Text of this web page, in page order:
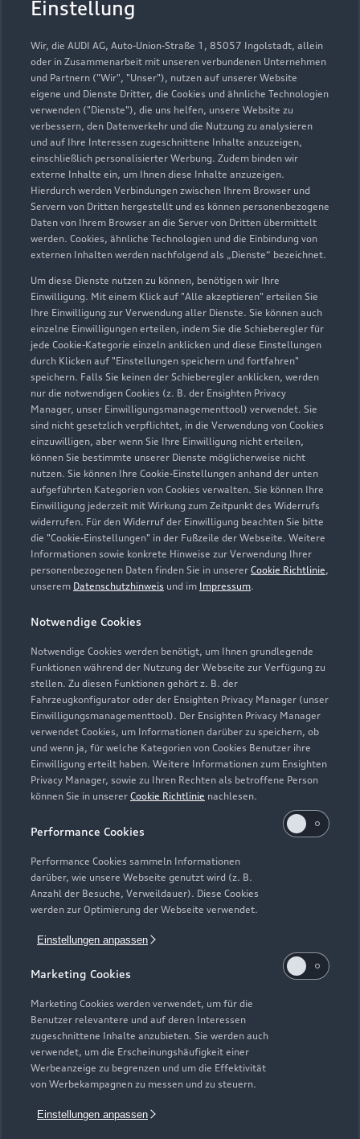
Einstellung
Wir, die AUDI AG, Auto-Union-Straße 1, 85057 Ingolstadt, allein
oder in Zusammenarbeit mit unseren verbundenen Unternehmen
und Partnern ("Wir", "Unser"), nutzen auf unserer Website
eigene und Dienste Dritter, die Cookies und ähnliche Technologien
verwenden ("Dienste"), die uns helfen, unsere Website zu
verbessern, den Datenverkehr und die Nutzung zu analysieren
und auf Ihre Interessen zugeschnittene Inhalte anzuzeigen,
einschließlich personalisierter Werbung. Zudem binden wir
externe Inhalte ein, um Ihnen diese Inhalte anzuzeigen.
Hierdurch werden Verbindungen zwischen Ihrem Browser und
Servern von Dritten hergestellt und es können personenbezogene
Daten von Ihrem Browser an die Server von Dritten übermittelt
werden. Cookies, ähnliche Technologien und die Einbindung von
externen Inhalten werden nachfolgend als „Dienste“ bezeichnet.
Um diese Dienste nutzen zu können, benötigen wir Ihre
Einwilligung. Mit einem Klick auf "Alle akzeptieren" erteilen Sie
Ihre Einwilligung zur Verwendung aller Dienste. Sie können auch
einzelne Einwilligungen erteilen, indem Sie die Schieberegler für
jede Cookie-Kategorie einzeln anklicken und diese Einstellungen
durch Klicken auf "Einstellungen speichern und fortfahren"
speichern. Falls Sie keinen der Schieberegler anklicken, werden
nur die notwendigen Cookies (z. B. der Ensighten Privacy
Manager, unser Einwilligungsmanagementtool) verwendet. Sie
sind nicht gesetzlich verpflichtet, in die Verwendung von Cookies
einzuwilligen, aber wenn Sie Ihre Einwilligung nicht erteilen,
können Sie bestimmte unserer Dienste möglicherweise nicht
nutzen. Sie können Ihre Cookie-Einstellungen anhand der unten
aufgeführten Kategorien von Cookies verwalten. Sie können Ihre
Einwilligung jederzeit mit Wirkung zum Zeitpunkt des Widerrufs
widerrufen. Für den Widerruf der Einwilligung beachten Sie bitte
die "Cookie-Einstellungen" in der Fußzeile der Webseite. Weitere
Informationen sowie konkrete Hinweise zur Verwendung Ihrer
personenbezogenen Daten finden Sie in unserer Cookie Richtlinie,
unserem Datenschutzhinweis und im Impressum.
Notwendige Cookies
Notwendige Cookies werden benötigt, um Ihnen grundlegende
Funktionen während der Nutzung der Webseite zur Verfügung zu
stellen. Zu diesen Funktionen gehört z. B. der
Fahrzeugkonfigurator oder der Ensighten Privacy Manager (unser
Einwilligungsmanagementtool). Der Ensighten Privacy Manager
verwendet Cookies, um Informationen darüber zu speichern, ob
und wenn ja, für welche Kategorien von Cookies Benutzer ihre
Einwilligung erteilt haben. Weitere Informationen zum Ensighten
Privacy Manager, sowie zu Ihren Rechten als betroffene Person
können Sie in unserer Cookie Richtlinie nachlesen.
Performance Cookies
Performance Cookies sammeln Informationen
darüber, wie unsere Webseite genutzt wird (z. B.
Anzahl der Besuche, Verweildauer). Diese Cookies
werden zur Optimierung der Webseite verwendet.
Einstellungen anpassen
Marketing Cookies
Marketing Cookies werden verwendet, um für die
Benutzer relevantere und auf deren Interessen
zugeschnittene Inhalte anzubieten. Sie werden auch
verwendet, um die Erscheinungshäufigkeit einer
Werbeanzeige zu begrenzen und um die Effektivität
von Werbekampagnen zu messen und zu steuern.
Einstellungen anpassen
info@autohaus-just.de
Kontaktdaten herunterladen
Öffnungszeiten
Teile- und Zubehörverkauf
Service
Geöffnet bis17:30
Zur Reparatur
Zur Inspektion
Modelle
Alle Modelle
Modelle vergleichen
Kaufen & leasen
Neuwagensuche
Gebrauchtwagensuche
Service & Zubehör
Saisonale Angebote
Support